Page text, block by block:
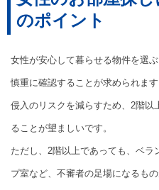
のポイント
女性が安心して暮らせる物件を選
慎重に確認することが求められます
侵入のリスクを減らすため、2階以
ることが望ましいです。
ただし、2階以上であっても、ベ
プ室など、不審者の足場になるも